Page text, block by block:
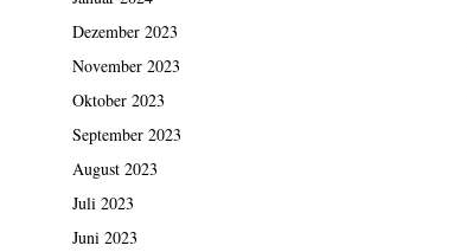
Dezember 2023
November 2023
Oktober 2023
September 2023
August 2023
Juli 2023
Juni 2023